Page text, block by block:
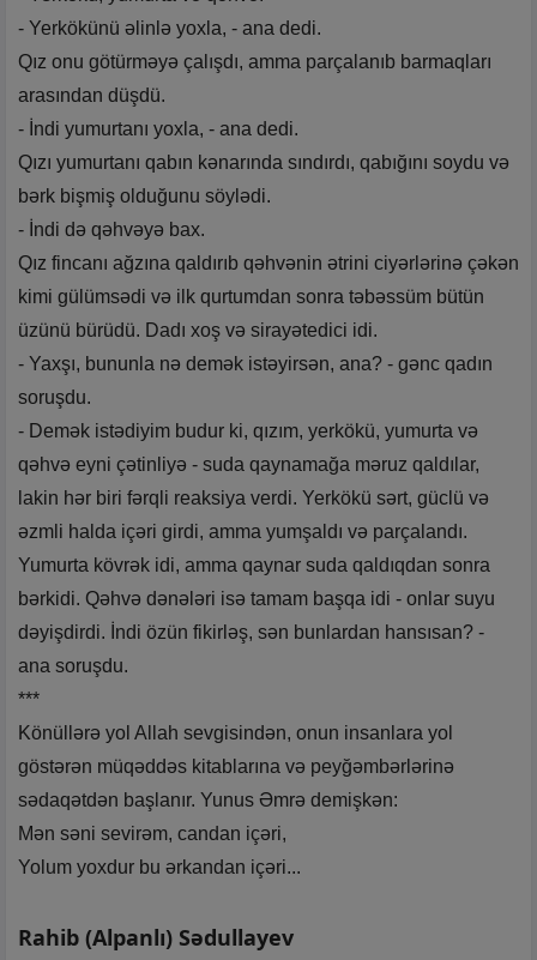
- Yerkökünü əlinlə yoxla, - ana dedi.
Qız onu götürməyə çalışdı, amma parçalanıb barmaqları
arasından düşdü.
- İndi yumurtanı yoxla, - ana dedi.
Qızı yumurtanı qabın kənarında sındırdı, qabığını soydu və
bərk bişmiş olduğunu söylədi.
- İndi də qəhvəyə bax.
Qız fincanı ağzına qaldırıb qəhvənin ətrini ciyərlərinə çəkən
kimi gülümsədi və ilk qurtumdan sonra təbəssüm bütün
üzünü bürüdü. Dadı xoş və sirayətedici idi.
- Yaxşı, bununla nə demək istəyirsən, ana? - gənc qadın
soruşdu.
- Demək istədiyim budur ki, qızım, yerkökü, yumurta və
qəhvə eyni çətinliyə - suda qaynamağa məruz qaldılar,
lakin hər biri fərqli reaksiya verdi. Yerkökü sərt, güclü və
əzmli halda içəri girdi, amma yumşaldı və parçalandı.
Yumurta kövrək idi, amma qaynar suda qaldıqdan sonra
bərkidi. Qəhvə dənələri isə tamam başqa idi - onlar suyu
dəyişdirdi. İndi özün fikirləş, sən bunlardan hansısan? -
ana soruşdu.
***
Könüllərə yol Allah sevgisindən, onun insanlara yol
göstərən müqəddəs kitablarına və peyğəmbərlərinə
sədaqətdən başlanır. Yunus Əmrə demişkən:
Mən səni sevirəm, candan içəri,
Yolum yoxdur bu ərkandan içəri...
Rahib (Alpanlı) Sədullayev